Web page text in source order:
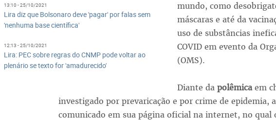
13:10 - 25/10/2021
Lira diz que Bolsonaro deve 'pagar' por falas sem
'nenhuma base científica'
12:13 - 25/10/2021
Lira: PEC sobre regras do CNMP pode voltar ao
plenário se texto for 'amadurecido'
mundo, como
máscaras e até da
uso de substâncias
COVID em evento da
(OMS).
Diante da polêmicaem
investigado por prevaricação e por crime de epidemia,
comunicado em sua página oficial na internet, no qual